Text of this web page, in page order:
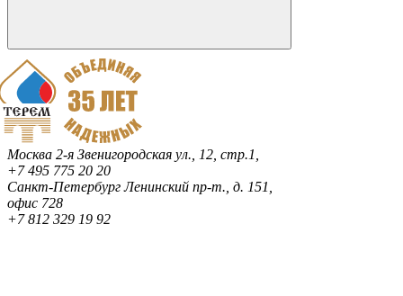
Москва 2-я Звенигородская ул., 12, стр.1,
+7 495 775 20 20
Санкт-ПетербургЛенинский пр-т., д. 151,
офис 728
+7 812 329 19 92